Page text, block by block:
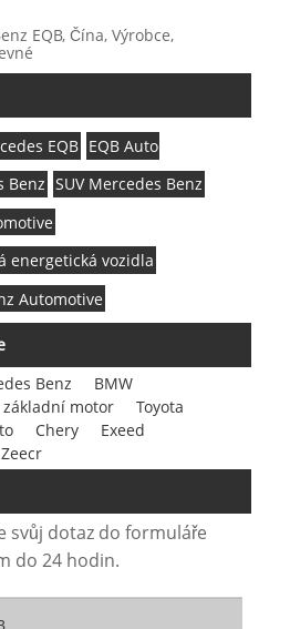
EQB, Čína, Výrobce,
EQB EQB Auto
Benz SUV Mercedes Benz
energetická vozidla
Automotive
Benz
BMW
základní motor
Toyota
Chery
Exeed
Zeecr
svůj dotaz do formuláře
do 24 hodin.